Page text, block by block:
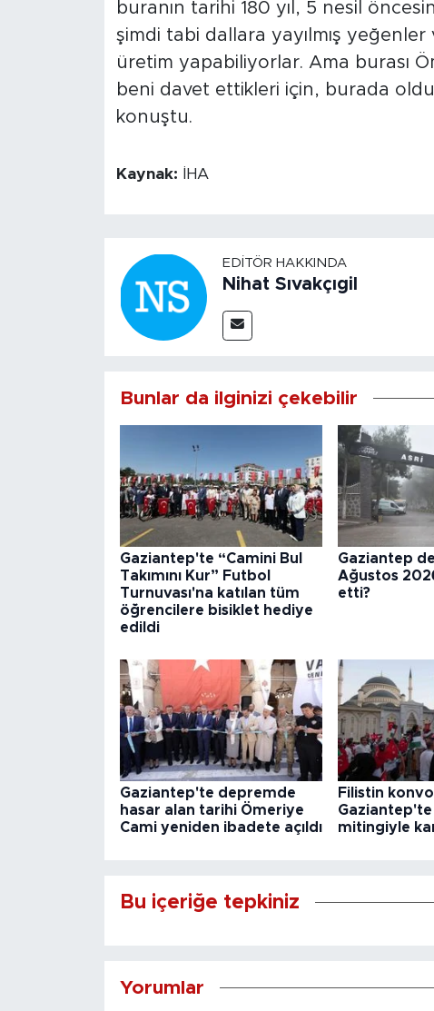
buranın tarihi 180 yıl, 5 nesil
şimdi tabi dallara yayılmış
üretim yapabiliyorlar. Ama burası
beni davet ettikleri için, burada
konuştu.
Kaynak: İHA
EDITÖR HAKKINDA
Nihat Sıvakçıgil
Bunlar da ilginizi çekebilir
Gaziantep'te “Camini Bul
Takımını Kur” Futbol
Turnuvası'na katılan tüm
öğrencilere bisiklet hediye
edildi
Gaziantep
Ağustos
etti?
Gaziantep'te depremde
hasar alan tarihi Ömeriye
Cami yeniden ibadete açıldı
Filistin
mitingiyle
Bu içeriğe tepkiniz
Yorumlar